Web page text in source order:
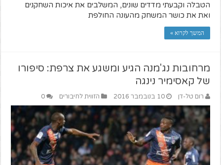
הטבלה וקבעתי מדדים שונים, המשלבים את איכות השחקנים
ואת את כושר המשחק מהעונה החולפת
המשך לקרוא »
מרחובות נג'מנה הגיע ומשגע את צרפת: סיפורו
של קאסימיר נינגה
רום טל-דן 10 בנובמבר 2016 הזווית לחיבורים 0